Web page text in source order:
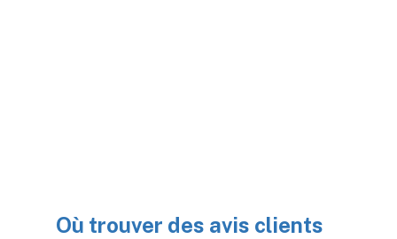
Où trouver des avis clients